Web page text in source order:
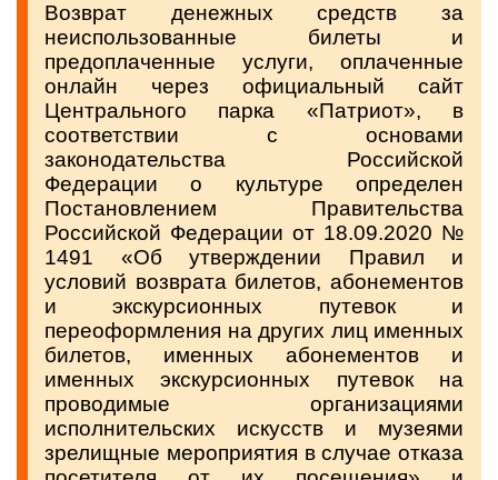
Возврат денежных средств за
неиспользованные билеты и
предоплаченные услуги, оплаченные
онлайн через официальный сайт
Центрального парка «Патриот», в
соответствии с основами
законодательства Российской
Федерации о культуре определен
Постановлением Правительства
Российской Федерации от 18.09.2020 №
1491 «Об утверждении Правил и
условий возврата билетов, абонементов
и экскурсионных путевок и
переоформления на других лиц именных
билетов, именных абонементов и
именных экскурсионных путевок на
проводимые организациями
исполнительских искусств и музеями
зрелищные мероприятия в случае отказа